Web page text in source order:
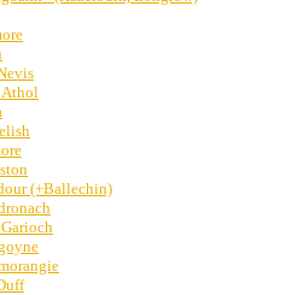
(+Ballechin)